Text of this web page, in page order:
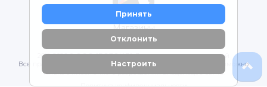
Принять
Отклонить
Настроить
Магазины
2012-2026 © ООО "ВОТОНЯ". Детские товары с доставкой
Все права защищены. Любое использование материалов возможно
только с письменного разрешения владельцев сайта.